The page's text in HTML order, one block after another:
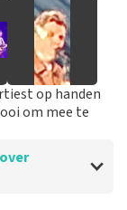
op handen
om mee te